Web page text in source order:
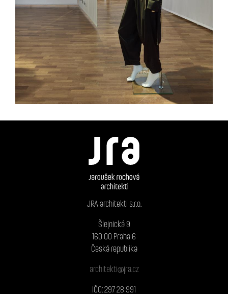
JRA architekti s.r.o.
Šlejnická 9
160 00 Praha 6
Česká republika
architekti@jra.cz
IČO: 297 28 991